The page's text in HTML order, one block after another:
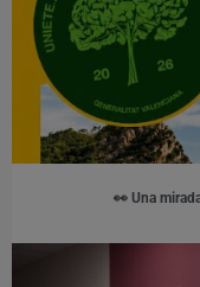
👀 Una